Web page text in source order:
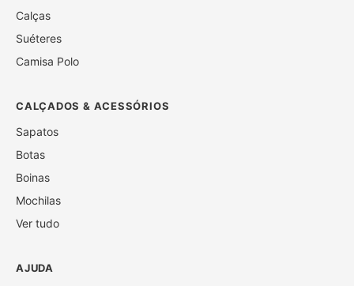
Calças
Suéteres
Camisa Polo
CALÇADOS & ACESSÓRIOS
Sapatos
Botas
Boinas
Mochilas
Ver tudo
AJUDA